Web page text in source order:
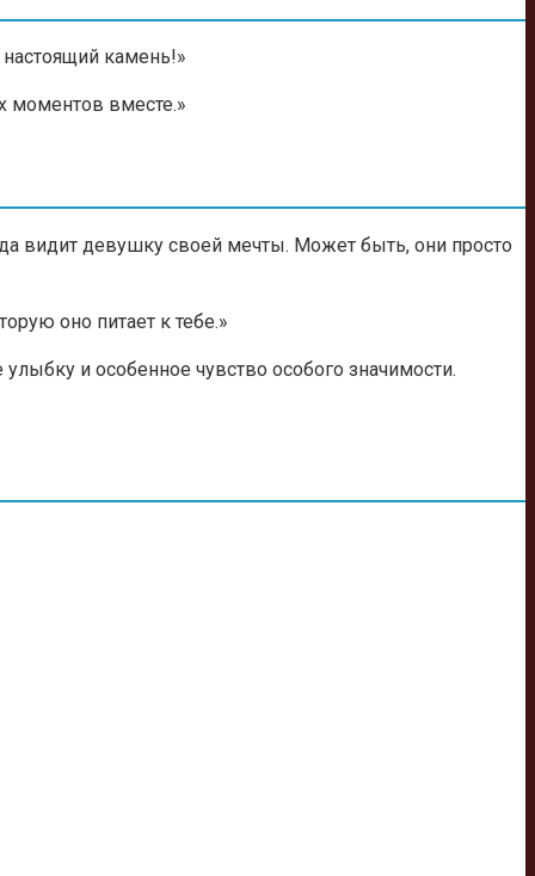
камень!»
вместе.»
видит девушку своей мечты. Может быть, они просто
оно питает к тебе.»
и особенное чувство особого значимости.